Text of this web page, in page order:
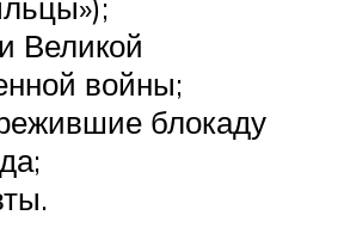
Великой
войны;
блокаду